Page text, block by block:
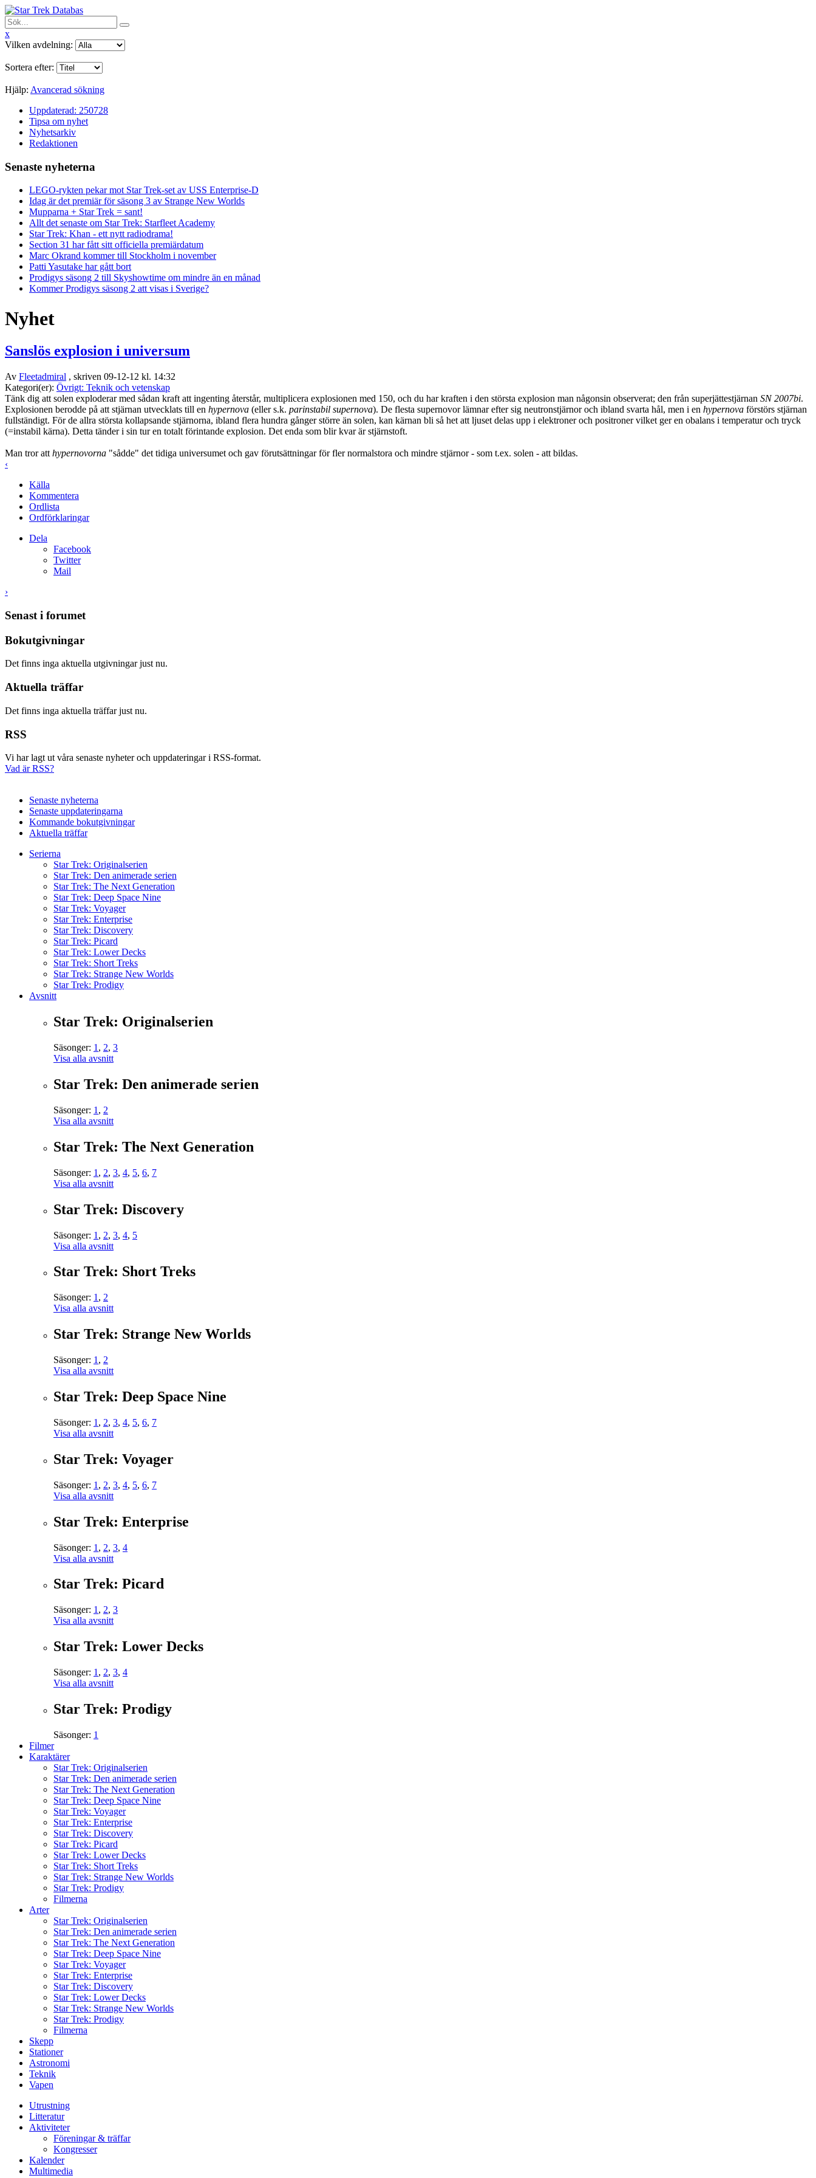
x
Vilken avdelning:
Sortera efter:
Hjälp: Avancerad sökning
Uppdaterad: 250728
Tipsa om nyhet
Nyhetsarkiv
Redaktionen
Senaste nyheterna
LEGO-rykten pekar mot Star Trek-set av USS Enterprise-D
Idag är det premiär för säsong 3 av Strange New Worlds
Mupparna + Star Trek = sant!
Allt det senaste om Star Trek: Starfleet Academy
Star Trek: Khan - ett nytt radiodrama!
Section 31 har fått sitt officiella premiärdatum
Marc Okrand kommer till Stockholm i november
Patti Yasutake har gått bort
Prodigys säsong 2 till Skyshowtime om mindre än en månad
Kommer Prodigys säsong 2 att visas i Sverige?
Nyhet
Sanslös explosion i universum
Av Fleetadmiral , skriven 09-12-12 kl. 14:32
Kategori(er): Övrigt: Teknik och vetenskap
Tänk dig att solen exploderar med sådan kraft att ingenting återstår, multiplicera explosionen med 150, och du har kraften i den största explosion man någonsin observerat; den från superjättestjärnan SN 2007bi.
Explosionen berodde på att stjärnan utvecklats till en hypernova (eller s.k. parinstabil supernova). De flesta supernovor lämnar efter sig neutronstjärnor och ibland svarta hål, men i en hypernova förstörs stjärnan
fullständigt. För de allra största kollapsande stjärnorna, ibland flera hundra gånger större än solen, kan kärnan bli så het att ljuset delas upp i elektroner och positroner vilket ger en obalans i temperatur och tryck
(=instabil kärna). Detta tänder i sin tur en totalt förintande explosion. Det enda som blir kvar är stjärnstoft.
Man tror att hypernovorna "sådde" det tidiga universumet och gav förutsättningar för fler normalstora och mindre stjärnor - som t.ex. solen - att bildas.
‹
Källa
Kommentera
Ordlista
Ordförklaringar
Dela
Facebook
Twitter
Mail
›
Senast i forumet
Bokutgivningar
Det finns inga aktuella utgivningar just nu.
Aktuella träffar
Det finns inga aktuella träffar just nu.
RSS
Vi har lagt ut våra senaste nyheter och uppdateringar i RSS-format.
Vad är RSS?
Senaste nyheterna
Senaste uppdateringarna
Kommande bokutgivningar
Aktuella träffar
Serierna
Star Trek: Originalserien
Star Trek: Den animerade serien
Star Trek: The Next Generation
Star Trek: Deep Space Nine
Star Trek: Voyager
Star Trek: Enterprise
Star Trek: Discovery
Star Trek: Picard
Star Trek: Lower Decks
Star Trek: Short Treks
Star Trek: Strange New Worlds
Star Trek: Prodigy
Avsnitt
Star Trek: Originalserien
Säsonger: 1 , 2, 3
Visa alla avsnitt
Star Trek: Den animerade serien
Säsonger: 1 , 2
Visa alla avsnitt
Star Trek: The Next Generation
Säsonger: 1 , 2, 3, 4, 5, 6, 7
Visa alla avsnitt
Star Trek: Discovery
Säsonger: 1 , 2, 3, 4, 5
Visa alla avsnitt
Star Trek: Short Treks
Säsonger: 1 , 2
Visa alla avsnitt
Star Trek: Strange New Worlds
Säsonger: 1 , 2
Visa alla avsnitt
Star Trek: Deep Space Nine
Säsonger: 1 , 2, 3, 4, 5, 6, 7
Visa alla avsnitt
Star Trek: Voyager
Säsonger: 1 , 2, 3, 4, 5, 6, 7
Visa alla avsnitt
Star Trek: Enterprise
Säsonger: 1 , 2, 3, 4
Visa alla avsnitt
Star Trek: Picard
Säsonger: 1 , 2, 3
Visa alla avsnitt
Star Trek: Lower Decks
Säsonger: 1 , 2, 3, 4
Visa alla avsnitt
Star Trek: Prodigy
Säsonger: 1
Filmer
Karaktärer
Star Trek: Originalserien
Star Trek: Den animerade serien
Star Trek: The Next Generation
Star Trek: Deep Space Nine
Star Trek: Voyager
Star Trek: Enterprise
Star Trek: Discovery
Star Trek: Picard
Star Trek: Lower Decks
Star Trek: Short Treks
Star Trek: Strange New Worlds
Star Trek: Prodigy
Filmerna
Arter
Star Trek: Originalserien
Star Trek: Den animerade serien
Star Trek: The Next Generation
Star Trek: Deep Space Nine
Star Trek: Voyager
Star Trek: Enterprise
Star Trek: Discovery
Star Trek: Lower Decks
Star Trek: Strange New Worlds
Star Trek: Prodigy
Filmerna
Skepp
Stationer
Astronomi
Teknik
Vapen
Utrustning
Litteratur
Aktiviteter
Föreningar & träffar
Kongresser
Kalender
Multimedia